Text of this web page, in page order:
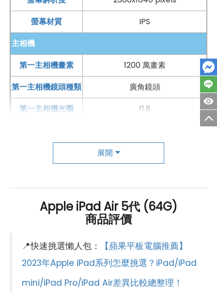
螢幕材質
IPS
主相機
第一主相機畫素
1200 萬畫素
第一主相機鏡頭種類
廣角鏡頭
第一主相機光圈
f1.8
第一前相機鏡頭種類
超廣角前鏡頭
第一前相機光圈
f2.4
通訊與網路系統
1700(n66), 1800(n3), 1900(n2),
展開
Apple iPad Air 5代 (64G)
商品評價
📍快速挑選懶人包：
【蘋果平板電腦推薦】
2023年Apple iPad系列怎麼挑選？iPad/iPad
mini/iPad Pro/iPad Air差異比較總整理！